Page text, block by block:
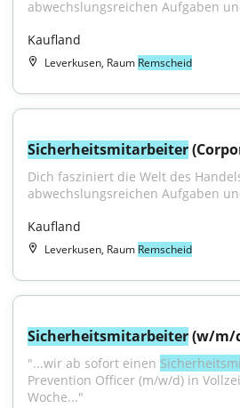
abwechslungsreichen Aufgaben
Kaufland
Leverkusen, Raum Remscheid
Sicherheitsmitarbeiter
Dich fasziniert die Welt des
abwechslungsreichen Aufgaben
Kaufland
Leverkusen, Raum Remscheid
Sicherheitsmitarbeiter (w/m/
"...wir ab sofort einen
Prevention Officer (m/w/d) in
Woche..."